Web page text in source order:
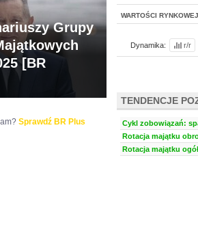
WARTOŚCI RYNKOWEJ
Dynamika: r/r
TENDENCJE
Cykl zobowiązań:
Rotacja majątku
Rotacja majątku
Grupy
[BR
Sprawdź BR Plus